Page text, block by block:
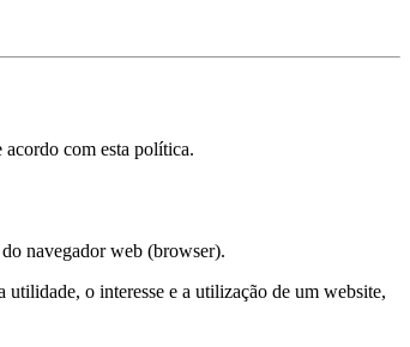
com esta política.
navegador web (browser).
utilidade, o interesse e a utilização de um website,